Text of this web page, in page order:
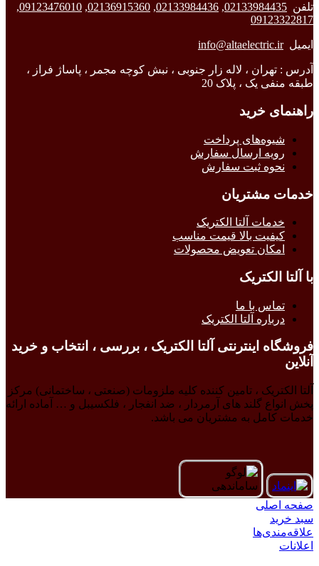
تلفن 02133984435
,
02133984436
,
02136915360
,
09123476010
,
09123322817
ایمیلinfo@altaelectric.ir
آدرس : تهران ، لاله زار جنوبی ، نبش کوچه مجمر ، پاساژ فراز ،
طبقه منفی یک ، پلاک 20
راهنمای خرید
شیوه‌های پرداخت
رویه ارسال سفارش
نحوه ثبت سفارش
خدمات مشتریان
خدمات آلتا الکتریک
کیفیت بالا قیمت مناسب
امکان تعویض محصولات
با آلتا الکتریک
تماس با ما
درباره آلتا الکتریک
فروشگاه اینترنتی آلتا الکتریک ، بررسی ، انتخاب و خرید
آنلاین
آلتا الکتریک ، تامین کننده کلیه ملزومات (صنعتی ، ساختمانی) مرکز
پخش انواع گلند های آرمردار ، ضد انفجار ، فلکسیبل و … آماده ارائه
خدمات کامل به مشتریان می باشد.
صفحه اصلی
سبد خرید
علاقه‌مندی‌ها
اعلانات